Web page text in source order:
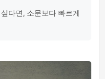
다면, 소문보다 빠르게